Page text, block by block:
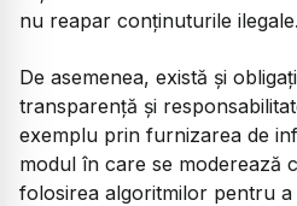
nu reapar conţinuturile ilegale.
De asemenea, există şi
transparenţă şi
exemplu prin furnizarea de
modul în care se moderează
folosirea algoritmilor pentru